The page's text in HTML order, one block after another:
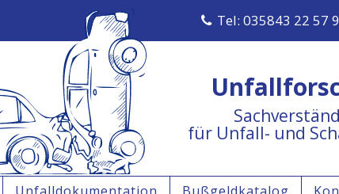
Tel: 035843 22 57
für Unfall- und
Unfalldokumentation Bußgeldkatalog